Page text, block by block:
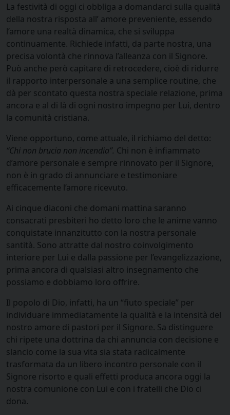
La festività di oggi ci obbliga a domandarci sulla qualità
della nostra risposta all’ amore preveniente, essendo
l’amore una realtà dinamica, che si sviluppa
continuamente. Richiede infatti, da parte nostra, una
precisa volontà che rinnova l’alleanza con il Signore.
Può anche però capitare di retrocedere, cioè di ridurre
il rapporto interpersonale a una semplice routine, che
dà per scontato questa nostra speciale relazione, prima
ancora e al di là di ogni nostro impegno per Lui, dentro
la comunità cristiana.
Viene opportuno, come attuale, il richiamo del detto:
“Chi non brucia non incendia”. Chi non è infiammato
d’amore personale e sempre rinnovato per il Signore,
non è in grado di annunciare e testimoniare
efficacemente l’amore ricevuto.
Ai cinque diaconi che domani mattina saranno
consacrati presbiteri ho detto loro che le anime vanno
conquistate innanzitutto con la nostra personale
santità. Sono attratte dal nostro coinvolgimento
interiore per Lui e dalla passione per l’evangelizzazione,
prima ancora di qualsiasi altro insegnamento che
possiamo e dobbiamo loro offrire.
Il popolo di Dio, infatti, ha un “fiuto speciale” per
individuare immediatamente la qualità e la intensità del
nostro amore di pastori per il Signore. Sa distinguere
chi ripete una dottrina da chi annuncia con decisione e
slancio come la sua vita sia stata radicalmente
trasformata da un libero incontro personale con il
Signore risorto e quali effetti produca ancora oggi la
nostra comunione con Lui e con i fratelli che Dio ci
dona.